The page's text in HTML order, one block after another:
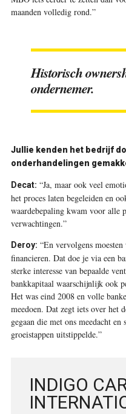
maanden volledig rond.”
Historisch
ondernemer.
Jullie kenden het bedrijf
onderhandelingen
Decat: “Ja, maar ook veel
het proces laten begeleiden en
waardebepaling kwam voor alle
verwachtingen.”
Deroy: “En vervolgens
financieren. Dat doe je via een
sterke interesse van bepaalde
bankkapitaal waarschijnlijk ook
Het was eind 2008 en volle
meedoen. Dat zegt iets over het
gegaan die met ons meedacht
groeistappen uitstippelde.”
INDIGO